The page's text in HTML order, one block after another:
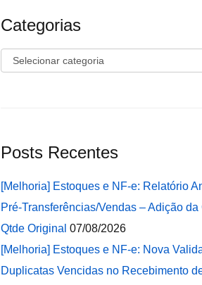
Categorias
Categorias
Posts Recentes
[Melhoria] Estoques e NF-e: Relatório
Pré-Transferências/Vendas – Adição da
Qtde Original 07/08/2026
[Melhoria] Estoques e NF-e: Nova
Duplicatas Vencidas no Recebimento